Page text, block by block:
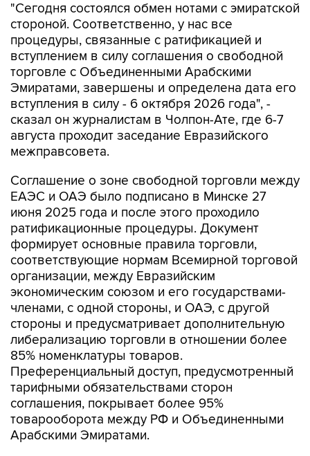
"Сегодня состоялся обмен нотами с эмиратской
стороной. Соответственно, у нас все
процедуры, связанные с ратификацией и
вступлением в силу соглашения о свободной
торговле с Объединенными Арабскими
Эмиратами, завершены и определена дата его
вступления в силу - 6 октября 2026 года", -
сказал он журналистам в Чолпон-Ате, где 6-7
августа проходит заседание Евразийского
межправсовета.
Соглашение о зоне свободной торговли между
ЕАЭС и ОАЭ было подписано в Минске 27
июня 2025 года и после этого проходило
ратификационные процедуры. Документ
формирует основные правила торговли,
соответствующие нормам Всемирной торговой
организации, между Евразийским
экономическим союзом и его государствами-
членами, с одной стороны, и ОАЭ, с другой
стороны и предусматривает дополнительную
либерализацию торговли в отношении более
85% номенклатуры товаров.
Преференциальный доступ, предусмотренный
тарифными обязательствами сторон
соглашения, покрывает более 95%
товарооборота между РФ и Объединенными
Арабскими Эмиратами.